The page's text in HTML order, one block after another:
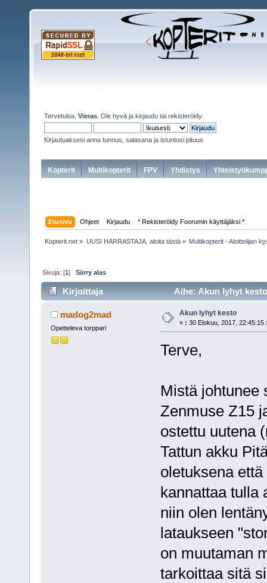
Tervetuloa, Vieras . Ole hyvä ja kirjaudu tai rekisteröidy.
Kirjautuaksesi anna tunnus, salasana ja istuntosi pituus
Kopterit Multikopterit FPV Yhdistys
Etusivu Ohjeet Kirjaudu * Rekisteröidy Foorumin käyttäjäksi *
Kopterit.net » UUSI HARRASTAJA, aloita tästä» Multikopterit - Aloittelijan
Sivuja: [1]Siirry alas
Kirjoittaja Aihe: Akun lyhyt
madog2mad
Opetteleva torppari
Akun lyhyt kesto
« : 30 Elokuu, 2017, 22:45:15
Terve,
Mistä johtunee
Zenmuse Z15
ostettu uutena
Tattun akku
oletuksena
kannattaa tulla
niin olen
lataukseen
on muutaman
tarkoittaa sitä